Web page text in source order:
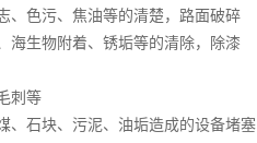
色污、焦油等的清楚，路面破碎
生物附着、锈垢等的清除，除漆
刺等
石块、污泥、油垢造成的设备堵塞